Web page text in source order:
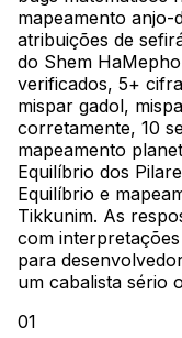
mapeamento anjo-
atribuições de
do Shem
verificados, 5+
mispar gadol,
corretamente, 10
mapeamento
Equilíbrio dos
Equilíbrio e
Tikkunim. As
com interpretações
para
um cabalista sério
01